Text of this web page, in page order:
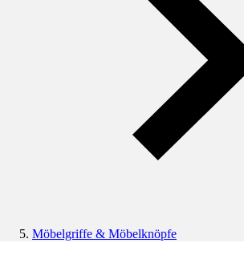
Möbelgriffe & Möbelknöpfe